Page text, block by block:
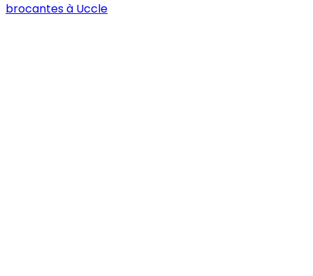
brocantes à Uccle